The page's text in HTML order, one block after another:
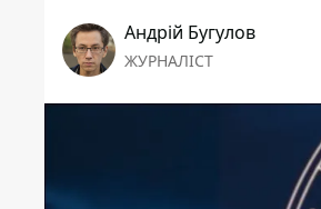
Андрій Бугулов
ЖУРНАЛІСТ